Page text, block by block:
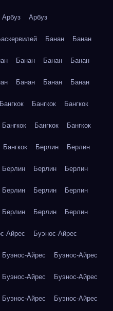
Арбуз Арбуз
Банан Банан
Банан Банан Банан
Банан Банан Банан
Бангкок Бангкок Бангкок
Бангкок Бангкок Бангкок
Бангкок Берлин Берлин
Берлин Берлин Берлин
Берлин Берлин Берлин
Берлин Берлин Берлин
Айрес Буэнос-Айрес
Буэнос-Айрес Буэнос-Айрес
Буэнос-Айрес Буэнос-Айрес
Буэнос-Айрес Буэнос-Айрес